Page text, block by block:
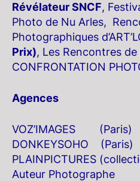
Révélateur SNCF,
Photo de Nu Arles,
Photographiques
Prix), Les Rencontres
CONFRONTATION
Agences
VOZ’IMAGES (Paris)
DONKEYSOHO (Paris)
PLAINPICTURES
Auteur Photographe